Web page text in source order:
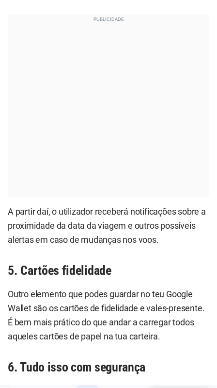
A partir daí, o utilizador receberá notificações sobre a
proximidade da data da viagem e outros possíveis
alertas em caso de mudanças nos voos.
5. Cartões fidelidade
Outro elemento que podes guardar no teu Google
Wallet são os cartões de fidelidade e vales-presente.
É bem mais prático do que andar a carregar todos
aqueles cartões de papel na tua carteira.
6. Tudo isso com segurança